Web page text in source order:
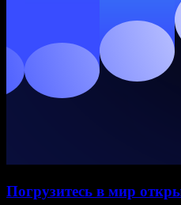
Погрузитесь в мир